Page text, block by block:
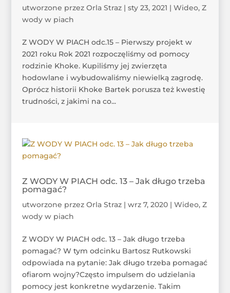
utworzone przez Orla Straz| sty 23, 2021 | Wideo, Z
wody w piach
Z WODY W PIACH odc.15 – Pierwszy projekt w
2021 roku Rok 2021 rozpoczęliśmy od pomocy
rodzinie Khoke. Kupiliśmy jej zwierzęta
hodowlane i wybudowaliśmy niewielką zagrodę.
Oprócz historii Khoke Bartek porusza też kwestię
trudności, z jakimi na co...
Z WODY W PIACH odc. 13 – Jak długo trzeba
pomagać?
utworzone przez Orla Straz| wrz 7, 2020| Wideo, Z
wody w piach
Z WODY W PIACH odc. 13 – Jak długo trzeba
pomagać? W tym odcinku Bartosz Rutkowski
odpowiada na pytanie: Jak długo trzeba pomagać
ofiarom wojny?Często impulsem do udzielania
pomocy jest konkretne wydarzenie. Takim